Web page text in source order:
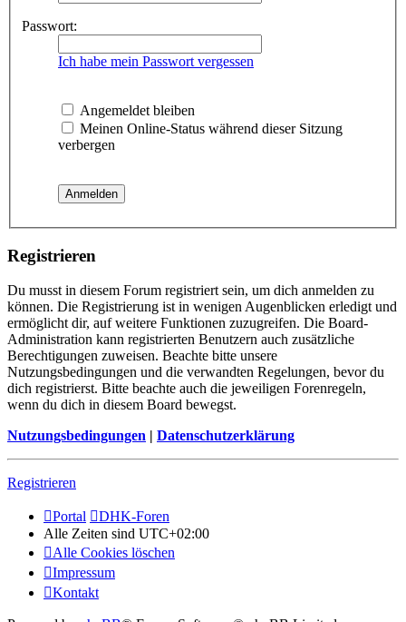
Passwort:
Ich habe mein Passwort vergessen
Angemeldet bleiben
Meinen Online-Status während dieser Sitzung
verbergen
Registrieren
Du musst in diesem Forum registriert sein, um dich anmelden zu
können. Die Registrierung ist in wenigen Augenblicken erledigt und
ermöglicht dir, auf weitere Funktionen zuzugreifen. Die Board-
Administration kann registrierten Benutzern auch zusätzliche
Berechtigungen zuweisen. Beachte bitte unsere
Nutzungsbedingungen und die verwandten Regelungen, bevor du
dich registrierst. Bitte beachte auch die jeweiligen Forenregeln,
wenn du dich in diesem Board bewegst.
Nutzungsbedingungen | Datenschutzerklärung
Registrieren
Portal
DHK-Foren
Alle Zeiten sind UTC+02:00
Alle Cookies löschen
Impressum
Kontakt